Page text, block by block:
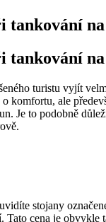
turistu vyjít
komfortu, ale
Je to podobně
stojany
cena je